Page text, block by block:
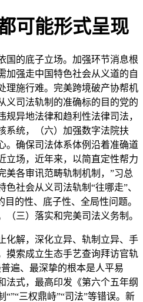
可能形式呈现
的底子立场。加强环节消息根
加强走中国特色社会从义道的自
理施行难。完美跨境破产协帮机
义司法轨制的准确标的目的党的
异地法律和趋利性法律司法，
系统，（六）加强数字法院扶
。确保司法体系体例沿着准确道
立场，近年来，以简直定性帮力
美各审讯范畴轨制机制，”习总
社会从义司法轨制“往哪走”、
的性、底子性、全局性问题。
（三）落实和完美司法义务制。
解，深化立异、轨制立异、手
摸索成立生态手艺查询拜访官轨
遍、最深挚的根本是人平易
法式，最高印发《第六个五年纲
三权鼎峙”“司法”等错误。新